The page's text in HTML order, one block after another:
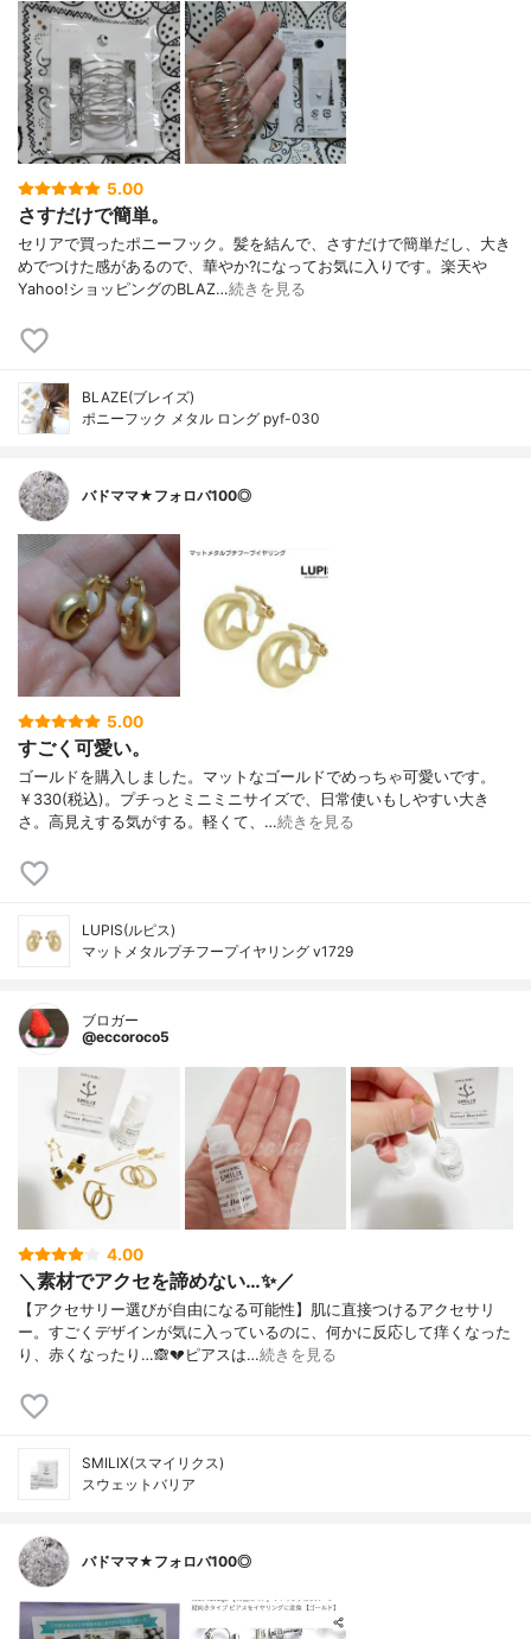
5.00
さすだけで簡単。
セリアで買ったポニーフック。髪を結んで、さすだけで簡単だし、大き
めでつけた感があるので、華やか?になってお気に入りです。楽天や
Yahoo!ショッピングのBLAZ…続きを見る
BLAZE(ブレイズ)
ポニーフック メタル ロング pyf-030
バドママ★フォロバ100◎
5.00
すごく可愛い。
ゴールドを購入しました。マットなゴールドでめっちゃ可愛いです。
￥330(税込)。プチっとミニミニサイズで、日常使いもしやすい大き
さ。高見えする気がする。軽くて、…続きを見る
LUPIS(ルピス)
マットメタルプチフープイヤリング v1729
ブロガー
@eccoroco5
4.00
＼素材でアクセを諦めない…✨／
【アクセサリー選びが自由になる可能性】肌に直接つけるアクセサリ
ー。⁡すごくデザインが気に入っているのに、何かに反応して痒くなった
り、赤くなったり…🙈💔⁡ピアスは…続きを見る
SMILIX(スマイリクス)
スウェットバリア
バドママ★フォロバ100◎